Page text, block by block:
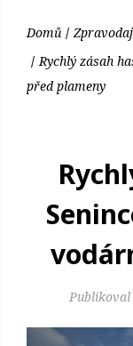
Domů
Rychlý zásah
před plameny